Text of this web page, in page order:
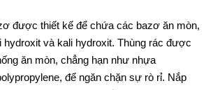
được thiết kế để chứa các bazơ ăn mòn,
hydroxit và kali hydroxit. Thùng rác được
ăn mòn, chẳng hạn như nhựa
để ngăn chặn sự rò rỉ. Nắp